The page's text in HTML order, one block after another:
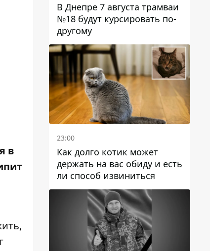
в
В Днепре 7 августа трамваи
№18 будут курсировать по-
другому
23:00
Как долго котик может
держать на вас обиду и есть
ли способ извиниться